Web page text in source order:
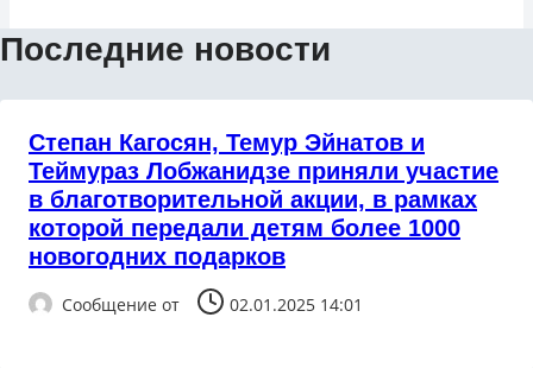
Последние новости
Степан Кагосян, Темур Эйнатов и
Теймураз Лобжанидзе приняли участие
в благотворительной акции, в рамках
которой передали детям более 1000
новогодних подарков
Сообщение от 02.01.2025 14:01